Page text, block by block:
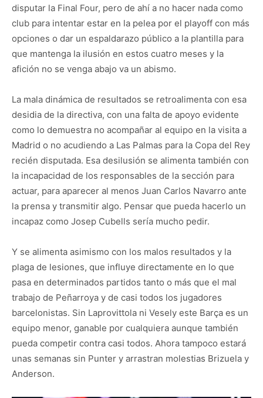
disputar la Final Four, pero de ahí a no hacer nada como
club para intentar estar en la pelea por el playoff con más
opciones o dar un espaldarazo público a la plantilla para
que mantenga la ilusión en estos cuatro meses y la
afición no se venga abajo va un abismo.
La mala dinámica de resultados se retroalimenta con esa
desidia de la directiva, con una falta de apoyo evidente
como lo demuestra no acompañar al equipo en la visita a
Madrid o no acudiendo a Las Palmas para la Copa del Rey
recién disputada. Esa desilusión se alimenta también con
la incapacidad de los responsables de la sección para
actuar, para aparecer al menos Juan Carlos Navarro ante
la prensa y transmitir algo. Pensar que pueda hacerlo un
incapaz como Josep Cubells sería mucho pedir.
Y se alimenta asimismo con los malos resultados y la
plaga de lesiones, que influye directamente en lo que
pasa en determinados partidos tanto o más que el mal
trabajo de Peñarroya y de casi todos los jugadores
barcelonistas. Sin Laprovittola ni Vesely este Barça es un
equipo menor, ganable por cualquiera aunque también
pueda competir contra casi todos. Ahora tampoco estará
unas semanas sin Punter y arrastran molestias Brizuela y
Anderson.